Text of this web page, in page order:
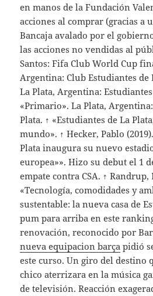
en manos de la Fundación
acciones al comprar (gracias a
Bancaja avalado por el
las acciones no vendidas al
Santos: Fifa Club World Cup
Argentina: Club Estudiantes de
La Plata, Argentina: Estudiantes
«Primario». La Plata,
Plata. ↑ «Estudiantes de La
mundo». ↑ Hecker, Pablo
Plata inaugura su nuevo
europea»». Hizo su debut el 1
empate contra CSA. ↑ Randrup,
«Tecnología, comodidades y
sustentable: la nueva casa de
pum para arriba en este
renovación, reconocido por
nueva equipacion barça pidió
este curso. Un giro del destino
chico aterrizara en la música
de televisión. Reacción